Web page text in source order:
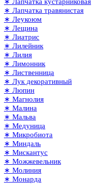
∗ Лапчатка травянистая
∗ Леукоюм
∗ Лещина
∗ Лиатрис
∗ Лилейник
∗ Лилия
∗ Лимонник
∗ Лиственница
∗ Лук декоративный
∗ Люпин
∗ Магнолия
∗ Малина
∗ Мальва
∗ Медуница
∗ Микробиота
∗ Миндаль
∗ Мискантус
∗ Можжевельник
∗ Молиния
∗ Монарда